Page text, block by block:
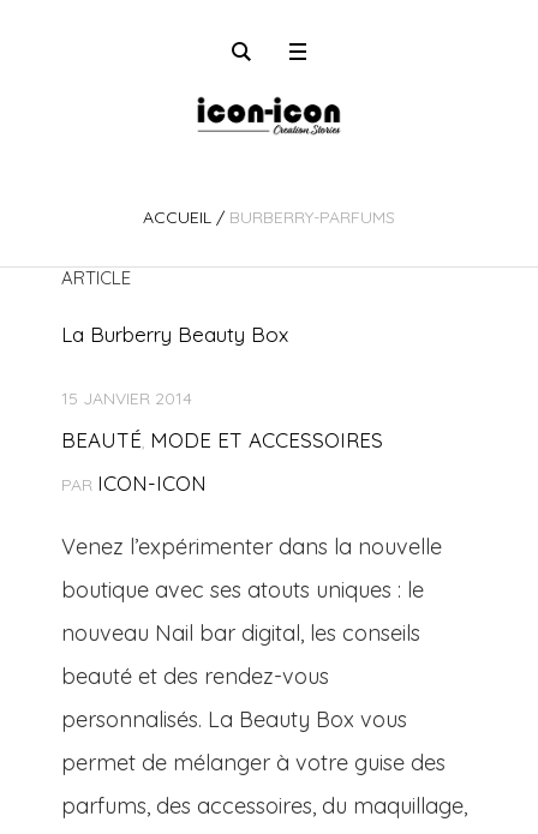
ACCUEIL / BURBERRY-PARFUMS
ARTICLE
La Burberry Beauty Box
15 JANVIER 2014
BEAUTÉ, MODE ET ACCESSOIRES
PAR ICON-ICON
Venez l’expérimenter dans la nouvelle
boutique avec ses atouts uniques : le
nouveau Nail bar digital, les conseils
beauté et des rendez-vous
personnalisés. La Beauty Box vous
permet de mélanger à votre guise des
parfums, des accessoires, du maquillage,